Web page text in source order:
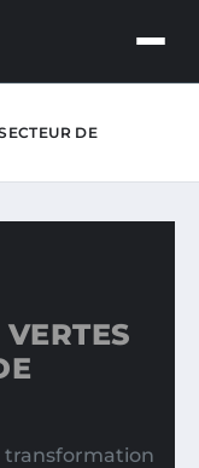
DE
transformation